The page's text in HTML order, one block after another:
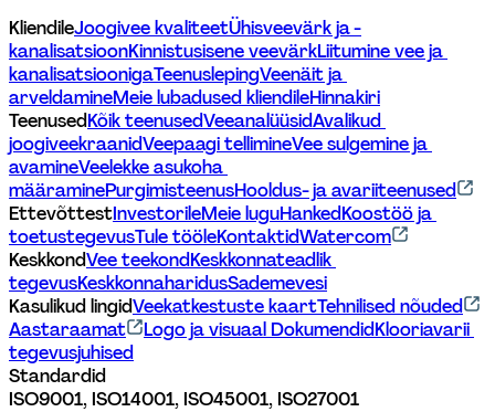
KliendileJoogivee kvaliteetÜhisveevärk ja -
kanalisatsioonKinnistusisene veevärkLiitumine vee ja
kanalisatsioonigaTeenuslepingVeenäit ja
arveldamineMeie lubadused kliendileHinnakiri
TeenusedKõik teenusedVeeanalüüsidAvalikud
joogiveekraanidVeepaagi tellimineVee sulgemine ja
avamineVeelekke asukoha
määraminePurgimisteenusHooldus- ja avariiteenused
EttevõttestInvestorileMeie luguHankedKoostöö ja
toetustegevusTule tööleKontaktidWatercom
KeskkondVee teekondKeskkonnateadlik
tegevusKeskkonnaharidusSademevesi
Kasulikud lingidVeekatkestuste kaartTehnilised nõuded
Aastaraamat
Logo ja visuaal DokumendidKlooriavarii
tegevusjuhised
Standardid
ISO9001, ISO14001, ISO45001, ISO27001